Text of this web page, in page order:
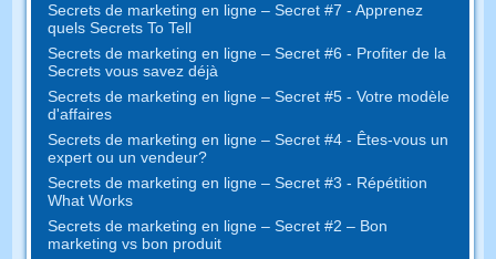
Secrets de marketing en ligne – Secret #7 - Apprenez
quels Secrets To Tell
Secrets de marketing en ligne – Secret #6 - Profiter de la
Secrets vous savez déjà
Secrets de marketing en ligne – Secret #5 - Votre modèle
d'affaires
Secrets de marketing en ligne – Secret #4 - Êtes-vous un
expert ou un vendeur?
Secrets de marketing en ligne – Secret #3 - Répétition
What Works
Secrets de marketing en ligne – Secret #2 – Bon
marketing vs bon produit